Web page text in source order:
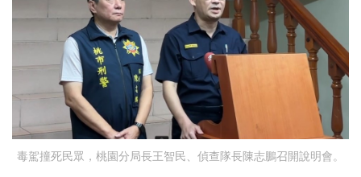
毒駕撞死民眾，桃園分局長王智民、偵查隊長陳志鵬召開說明會。